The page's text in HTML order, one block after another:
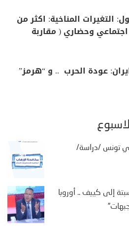
التغيرات المناخية: اكثر من
وحضاري ( مقاربة
عودة الحرب .. و “هرمز”
في تونس /دراسة/
إلى كييف .. أوروبا